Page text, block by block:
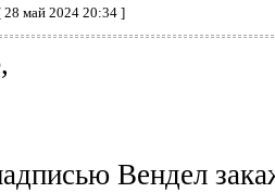
28 май 2024 20:34 ]
,
Вендел